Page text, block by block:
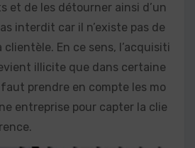
et de les détourner ainsi d’un
interdit car il n’existe pas de
En ce sens, l’acquisiti
illicite que dans certaine
prendre en compte les mo
entreprise pour capter la clie